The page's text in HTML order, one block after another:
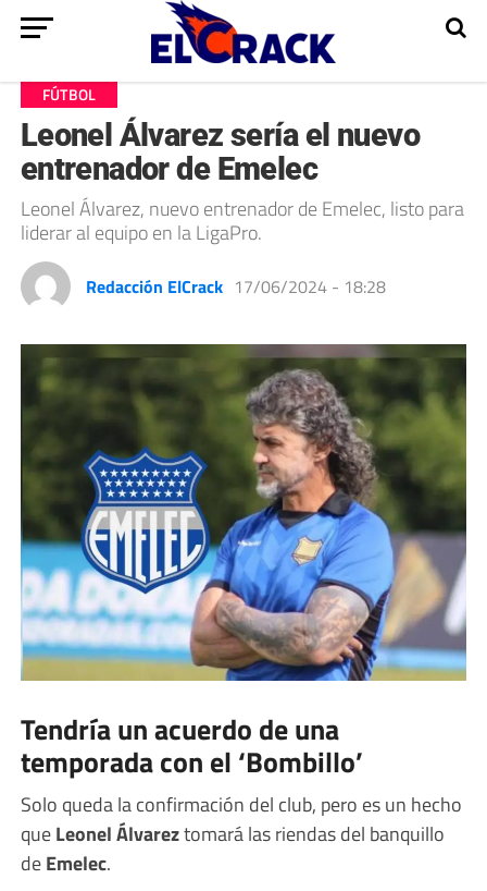
FÚTBOL
Leonel Álvarez sería el nuevo
entrenador de Emelec
Leonel Álvarez, nuevo entrenador de Emelec, listo para
liderar al equipo en la LigaPro.
Redacción ElCrack 17/06/2024 - 18:28
Tendría un acuerdo de una
temporada con el ‘Bombillo’
Solo queda la confirmación del club, pero es un hecho
queLeonel Álvareztomará las riendas del banquillo
deEmelec.